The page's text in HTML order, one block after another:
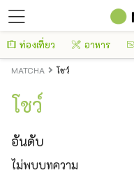
ท่องเที่ยว อาหาร
MATCHA โชว์
โชว์
อันดับ
ไม่พบบทความ